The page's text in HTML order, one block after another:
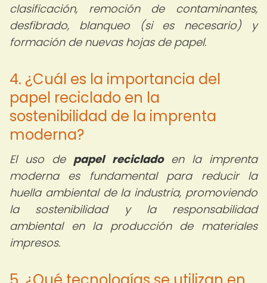
clasificación, remoción de contaminantes,
desfibrado, blanqueo (si es necesario) y
formación de nuevas hojas de papel.
4. ¿Cuál es la importancia del
papel reciclado en la
sostenibilidad de la imprenta
moderna?
El uso de papel recicladoen la imprenta
moderna es fundamental para reducir la
huella ambiental de la industria, promoviendo
la sostenibilidad y la responsabilidad
ambiental en la producción de materiales
impresos.